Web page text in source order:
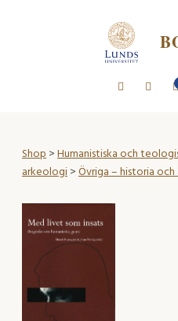
Shop>Humanistiska och
arkeologi>Övriga – historia